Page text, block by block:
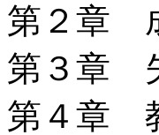
第２章
第３章
第４章